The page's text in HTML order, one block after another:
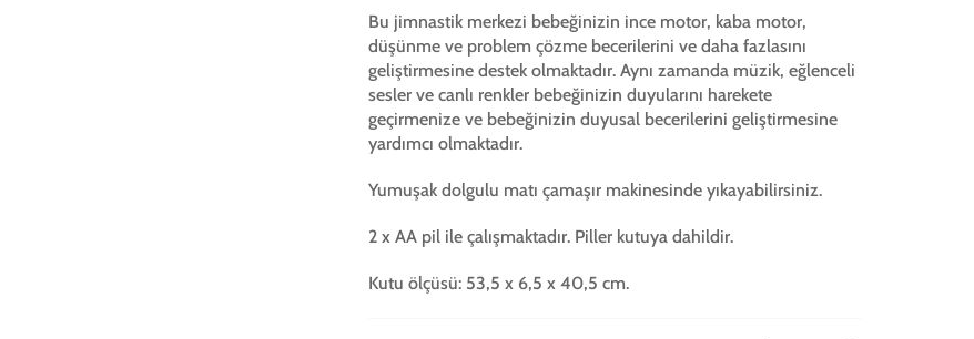
Bu jimnastik merkezi bebeğinizin ince motor, kaba motor,
düşünme ve problem çözme becerilerini ve daha fazlasını
geliştirmesine destek olmaktadır. Aynı zamanda müzik, eğlenceli
sesler ve canlı renkler bebeğinizin duyularını harekete
geçirmenize ve bebeğinizin duyusal becerilerini geliştirmesine
yardımcı olmaktadır.
Yumuşak dolgulu matı çamaşır makinesinde yıkayabilirsiniz.
2 x AA pil ile çalışmaktadır. Piller kutuya dahildir.
Kutu ölçüsü: 53,5 x 6,5 x 40,5 cm.